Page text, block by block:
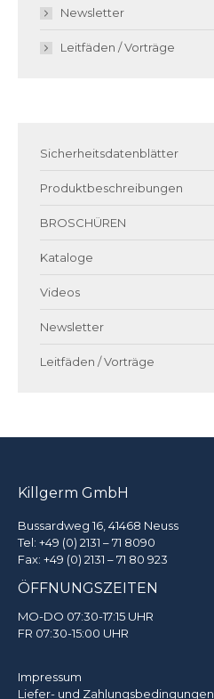
Newsletter
Leitfäden / Vorträge
Sicherheitsdatenblätter
Produktbeschreibungen
BROSCHÜREN
Kataloge
Videos
Newsletter
Leitfäden / Vorträge
Killgerm GmbH
Bussardweg 16, 41468 Neuss
Tel: +49 (0) 2131 – 71 8090
Fax: +49 (0) 2131 – 71 80 923
ÖFFNUNGSZEITEN
MO-DO 07:30-17:15 UHR
FR 07:30-15:00 UHR
Impressum
Liefer- und Zahlungsbedingungen